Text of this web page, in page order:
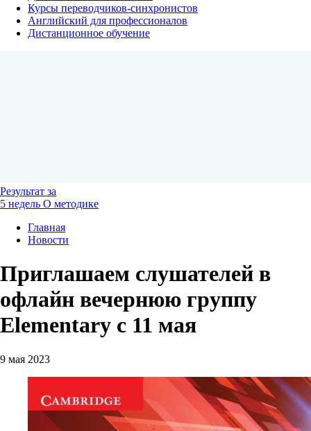
Курсы переводчиков-синхронистов
Английский для профессионалов
Дистанционное обучение
Результат за
5 недель О методике
Главная
Новости
Приглашаем слушателей в
офлайн вечернюю группу
Elementary с 11 мая
9 мая 2023